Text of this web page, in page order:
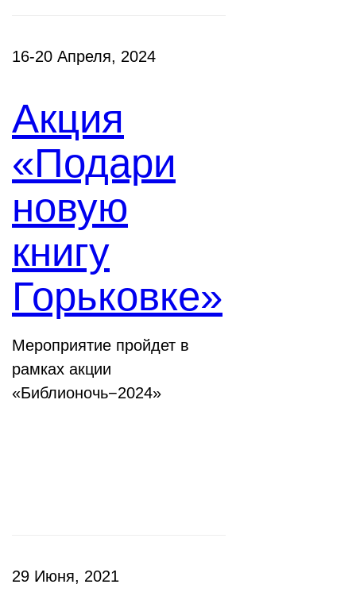
16-20 Апреля, 2024
Акция
«Подари
новую
книгу
Горьковке»
Мероприятие пройдет в
рамках акции
«Библионочь−2024»
29 Июня, 2021